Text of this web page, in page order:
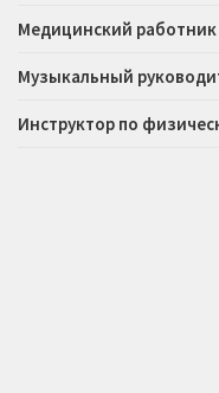
Медицинский работник
Музыкальный
Инструктор по